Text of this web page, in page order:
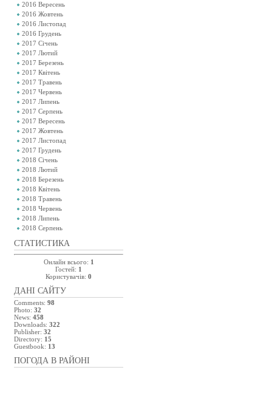
2016 Вересень
2016 Жовтень
2016 Листопад
2016 Грудень
2017 Січень
2017 Лютий
2017 Березень
2017 Квітень
2017 Травень
2017 Червень
2017 Липень
2017 Серпень
2017 Вересень
2017 Жовтень
2017 Листопад
2017 Грудень
2018 Січень
2018 Лютий
2018 Березень
2018 Квітень
2018 Травень
2018 Червень
2018 Липень
2018 Серпень
СТАТИСТИКА
Онлайн всього: 1
Гостей: 1
Користувачів: 0
ДАНІ САЙТУ
Comments: 98
Photo: 32
News: 458
Downloads: 322
Publisher: 32
Directory: 15
Guestbook: 13
ПОГОДА В РАЙОНІ